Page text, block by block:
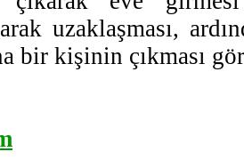
uzaklaşması,
bir kişinin çıkması